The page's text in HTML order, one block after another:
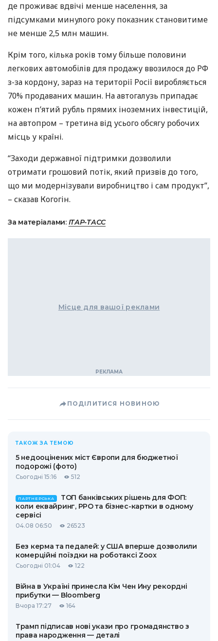
де проживає вдвічі менше населення, за
підсумками минулого року показник становитиме
не менше 2,5 млн машин.
Крім того, кілька років тому більше половини
легкових автомобілів для продажу ввозилося до РФ
з-за кордону, зараз на території Росії виробляється
70% продаваних машин. На автогалузь припадає
кожен п’ятий рубль прямих іноземних інвестицій,
на автопром – третина від усього обсягу робочих
місць у країні.
“Заходи державної підтримки дозволили
отримати грошовий потік, який призвів до того,
що ми модернізували виробництво і сам продукт”,
– сказав Когогін.
За матеріалами: ІТАР-ТАСС
Місце для вашої реклами
ПОДІЛИТИСЯ НОВИНОЮ
ТАКОЖ ЗА ТЕМОЮ
5 недооцінених міст Європи для бюджетної
подорожі (фото)
Сьогодні 15:16 512
ПАРТНЕРСЬКА
ТОП банківських рішень для ФОП:
коли еквайринг, РРО та бізнес-картки в одному
сервісі
04.08 06:50 26523
Без керма та педалей: у США вперше дозволили
комерційні поїздки на роботаксі Zoox
Сьогодні 01:04 122
Війна в Україні принесла Кім Чен Ину рекордні
прибутки — Bloomberg
Вчора 17:27 164
Трамп підписав нові укази про громадянство з
права народження — деталі